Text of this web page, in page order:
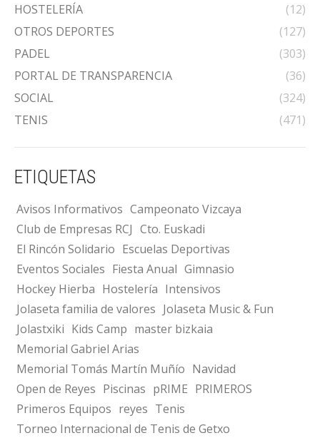
HOSTELERÍA
(12)
OTROS DEPORTES
(127)
PADEL
(303)
PORTAL DE TRANSPARENCIA
(36)
SOCIAL
(324)
TENIS
(471)
ETIQUETAS
Avisos Informativos Campeonato Vizcaya
Club de Empresas RCJ Cto. Euskadi
El Rincón Solidario Escuelas Deportivas
Eventos Sociales Fiesta Anual Gimnasio
Hockey Hierba Hostelería Intensivos
Jolaseta familia de valores Jolaseta Music & Fun
Jolastxiki Kids Camp master bizkaia
Memorial Gabriel Arias
Memorial Tomás Martín Muñío Navidad
Open de Reyes Piscinas pRIME PRIMEROS
Primeros Equipos reyes Tenis
Torneo Internacional de Tenis de Getxo